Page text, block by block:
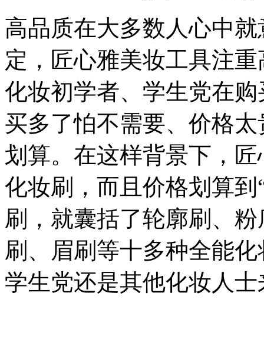
高品质在大多数人心中
定，匠心雅美妆工具注
化妆初学者、学生党在
买多了怕不需要、价格
划算。在这样背景下，
化妆刷，而且价格划算
刷，就囊括了轮廓刷、
刷、眉刷等十多种全能
学生党还是其他化妆人